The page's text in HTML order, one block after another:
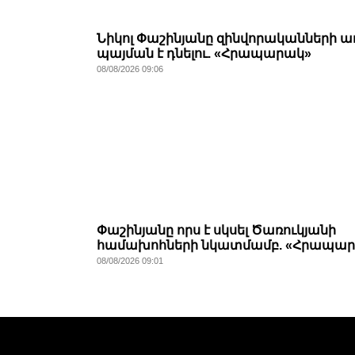
Նիկոլ Փաշինյանը զինվորականների
պայման է դնելու. «Հրապարակ»
08/08/2026 09:06
Փաշինյանը որս է սկսել Ծառուկյանի
համախոհների նկատմամբ.
08/08/2026 09:01